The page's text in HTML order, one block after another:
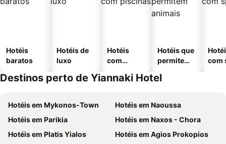
Hotéis
baratos
Hotéis de
luxo
Hotéis
com
Hotéis que
permitem
com
Destinos perto de Yiannaki Hotel
Hotéis em Mykonos-Town
Hotéis em Naoussa
Hotéis em Parikia
Hotéis em Naxos - Chora
Hotéis em Platis Yialos
Hotéis em Agios Prokopios